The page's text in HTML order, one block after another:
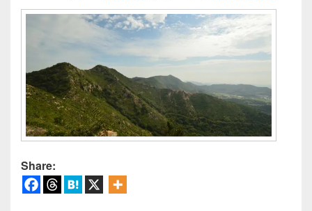
Share: